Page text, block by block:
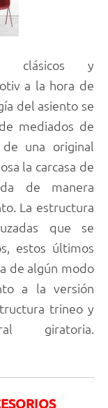
clásicos y
a la hora de
del asiento se
mediados de
una original
la carcasa de
de manera
La estructura
que se
estos últimos
de algún modo
a la versión
trineo y
giratoria.